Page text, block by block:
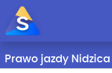
Prawo jazdy Nidzica